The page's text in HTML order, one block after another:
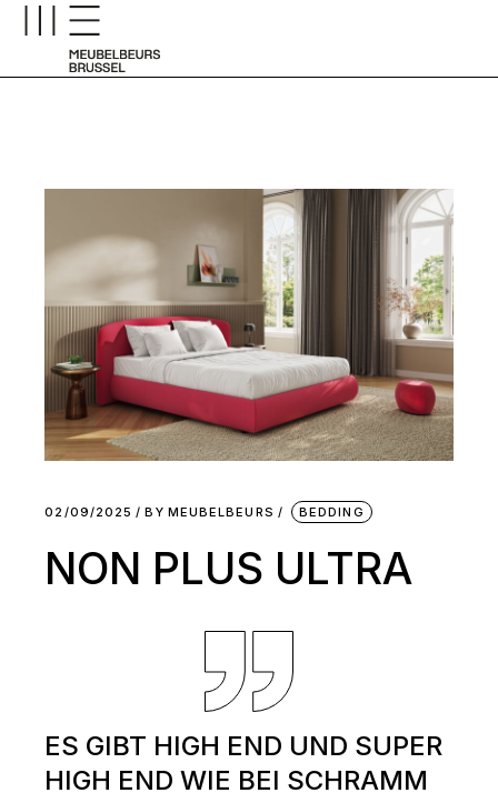
02/09/2025 BY MEUBELBEURS BEDDING
NON PLUS ULTRA
ES GIBT HIGH END UND SUPER
HIGH END WIE BEI SCHRAMM